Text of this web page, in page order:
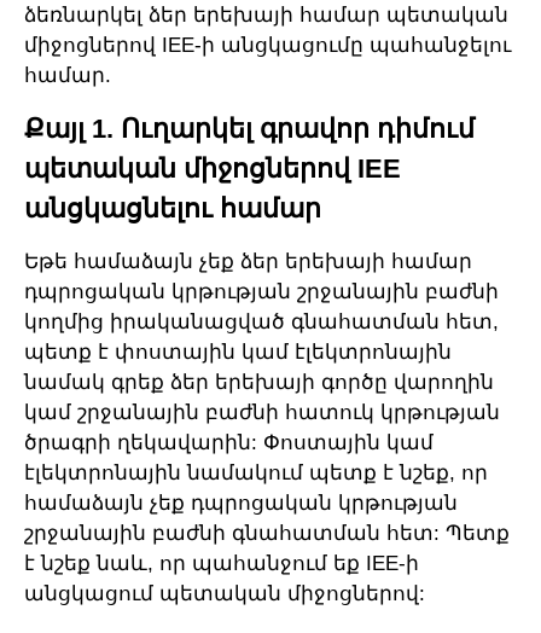
ձեռնարկել ձեր երեխայի համար պետական
միջոցներով IEE-ի անցկացումը պահանջելու
համար.
Քայլ 1. Ուղարկել գրավոր դիմում
պետական միջոցներով IEE
անցկացնելու համար
Եթե համաձայն չեք ձեր երեխայի համար
դպրոցական կրթության շրջանային բաժնի
կողմից իրականացված գնահատման հետ,
պետք է փոստային կամ էլեկտրոնային
նամակ գրեք ձեր երեխայի գործը վարողին
կամ շրջանային բաժնի հատուկ կրթության
ծրագրի ղեկավարին: Փոստային կամ
էլեկտրոնային նամակում պետք է նշեք, որ
համաձայն չեք դպրոցական կրթության
շրջանային բաժնի գնահատման հետ: Պետք
է նշեք նաև, որ պահանջում եք IEE-ի
անցկացում պետական միջոցներով: